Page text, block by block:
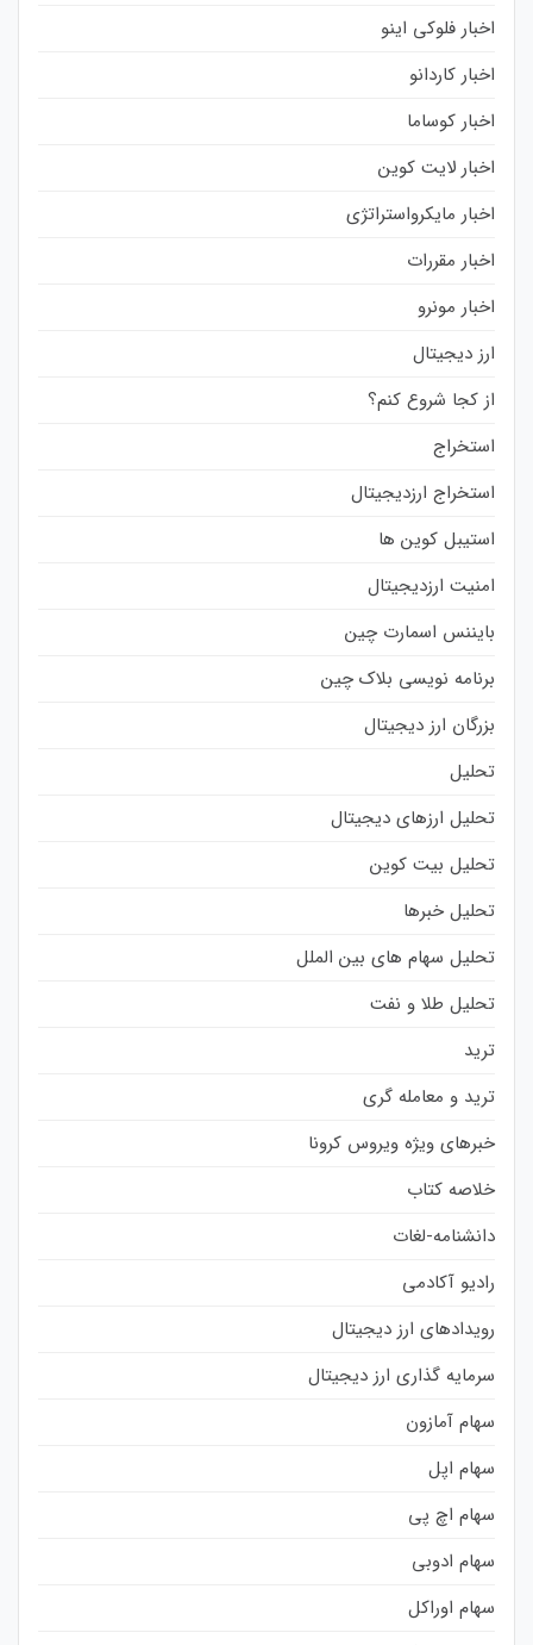
اخبار فلوکی اینو
اخبار کاردانو
اخبار کوساما
اخبار لایت کوین
اخبار مایکرواستراتژی
اخبار مقررات
اخبار مونرو
ارز دیجیتال
از کجا شروع کنم؟
استخراج
استخراج ارزدیجیتال
استیبل کوین ها
امنیت ارزدیجیتال
بایننس اسمارت چین
برنامه نویسی بلاک چین
بزرگان ارز دیجیتال
تحلیل
تحلیل ارزهای دیجیتال
تحلیل بیت کوین
تحلیل خبرها
تحلیل سهام های بین الملل
تحلیل طلا و نفت
ترید
ترید و معامله گری
خبرهای ویژه ویروس کرونا
خلاصه کتاب
دانشنامه-لغات
رادیو آکادمی
رویدادهای ارز دیجیتال
سرمایه گذاری ارز دیجیتال
سهام آمازون
سهام اپل
سهام اچ پی
سهام ادوبی
سهام اوراکل